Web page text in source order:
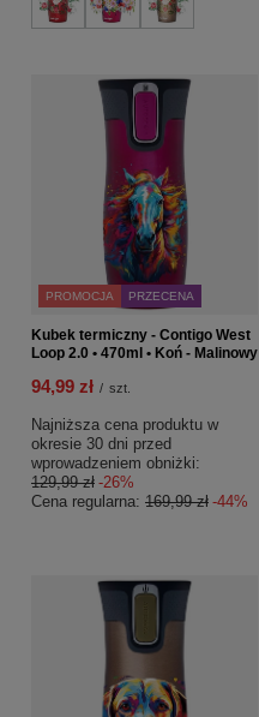
PROMOCJA PRZECENA
Kubek termiczny - Contigo West
Loop 2.0 • 470ml • Koń - Malinowy
94,99 zł / szt.
Najniższa cena produktu w
okresie 30 dni przed
wprowadzeniem obniżki:
129,99 zł -26%
Cena regularna: 169,99 zł -44%